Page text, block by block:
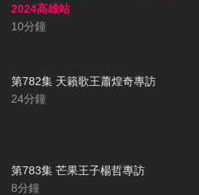
2024高雄站
10分鐘
第782集 天籟歌王蕭煌奇專訪
24分鐘
第783集 芒果王子楊哲專訪
8分鐘